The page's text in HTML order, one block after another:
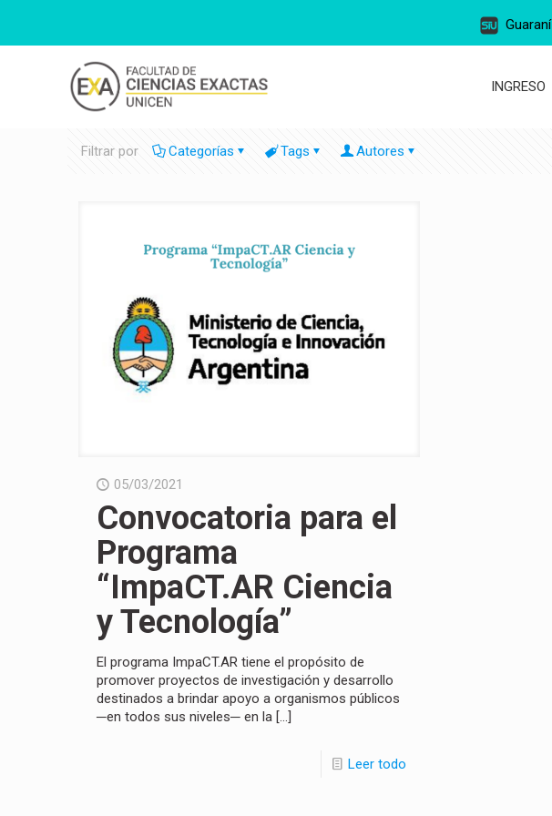
Guaraní
INGRESO
Filtrar por Categorías Tags Autores
05/03/2021
Convocatoria para el
Programa
“ImpaCT.AR Ciencia
y Tecnología”
El programa ImpaCT.AR tiene el propósito de
promover proyectos de investigación y desarrollo
destinados a brindar apoyo a organismos públicos
─en todos sus niveles─ en la[…]
Leer todo